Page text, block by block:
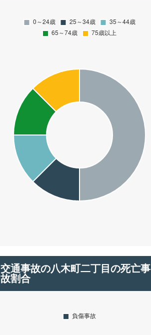
交通事故の八木町二丁目の死亡事
故割合